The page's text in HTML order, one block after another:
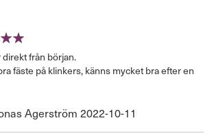
från början.
fäste på klinkers, känns mycket bra efter en
Agerström Publicerat
den
2022-10-11